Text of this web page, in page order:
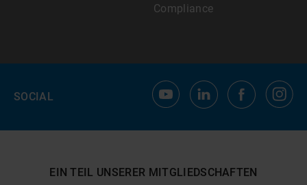
Compliance
SOCIAL
EIN TEIL UNSERER MITGLIEDSCHAFTEN